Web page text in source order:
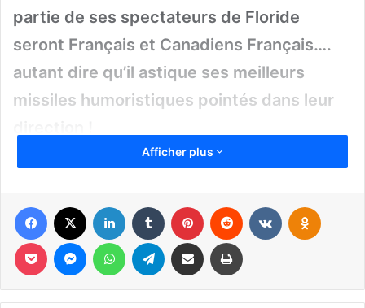
partie de ses spectateurs de Floride
seront Français et Canadiens Français….
autant dire qu’il astique ses meilleurs
missiles humoristiques pointés dans leur
Afficher plus
Facebook Linkedin Tumblr Pinterest Reddit VKontakte
Pocket MessengerWhatsAppTelegram Partager par email Imprimer